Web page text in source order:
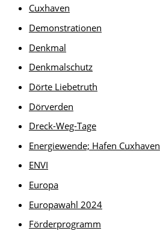
Cuxhaven
Demonstrationen
Denkmal
Denkmalschutz
Dörte Liebetruth
Dörverden
Dreck-Weg-Tage
Energiewende; Hafen Cuxhaven
ENVI
Europa
Europawahl 2024
Förderprogramm